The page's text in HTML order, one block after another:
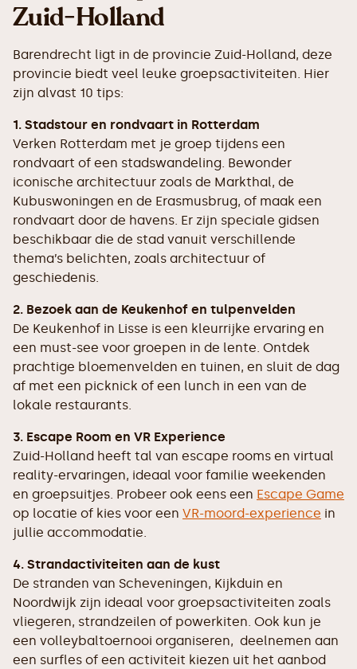
Zuid-Holland
Barendrecht ligt in de provincie Zuid-Holland, deze
provincie biedt veel leuke groepsactiviteiten. Hier
zijn alvast 10 tips:
1. Stadstour en rondvaart in Rotterdam
Verken Rotterdam met je groep tijdens een
rondvaart of een stadswandeling. Bewonder
iconische architectuur zoals de Markthal, de
Kubuswoningen en de Erasmusbrug, of maak een
rondvaart door de havens. Er zijn speciale gidsen
beschikbaar die de stad vanuit verschillende
thema’s belichten, zoals architectuur of
geschiedenis.
2. Bezoek aan de Keukenhof en tulpenvelden
De Keukenhof in Lisse is een kleurrijke ervaring en
een must-see voor groepen in de lente. Ontdek
prachtige bloemenvelden en tuinen, en sluit de dag
af met een picknick of een lunch in een van de
lokale restaurants.
3. Escape Room en VR Experience
Zuid-Holland heeft tal van escape rooms en virtual
reality-ervaringen, ideaal voor familie weekenden
en groepsuitjes. Probeer ook eens een Escape Game
op locatie of kies voor een VR-moord-experience in
jullie accommodatie.
4. Strandactiviteiten aan de kust
De stranden van Scheveningen, Kijkduin en
Noordwijk zijn ideaal voor groepsactiviteiten zoals
vliegeren, strandzeilen of powerkiten. Ook kun je
een volleybaltoernooi organiseren, deelnemen aan
een surfles of een activiteit kiezen uit het aanbod